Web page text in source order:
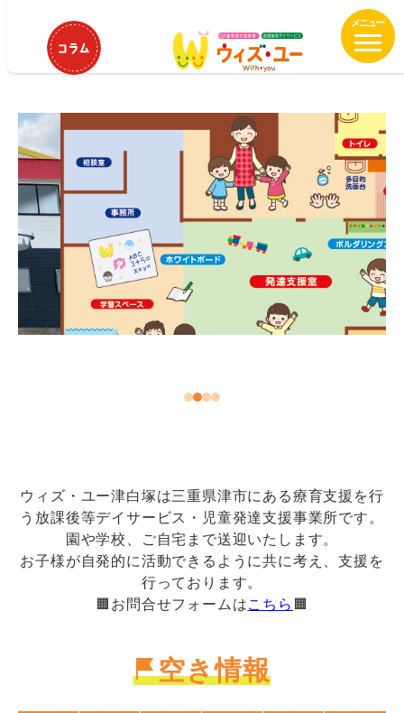
テ
ン
へ
移
動
ウィズ・ユー津白塚
ウィズ・ユー津白塚
ウィズ・ユー津白塚は三重県津市にある療育支援を行
う放課後等デイサービス・児童発達支援事業所です。
園や学校、ご自宅まで送迎いたします。
お子様が自発的に活動できるように共に考え、支援を
行っております。
🟧お問合せフォームはこちら 🟧
空き情報